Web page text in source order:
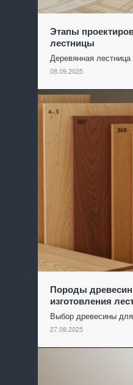
Этапы
лестницы
Деревянная
08.09.2025
Породы
изготовления
Выбор древесины
27.08.2025